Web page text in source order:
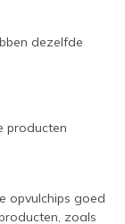
dezelfde
producten
opvulchips goed
zoals